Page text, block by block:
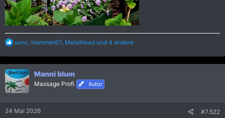
R
a
k
t
i
o
n
sonc Hammer67 Metalhead und 4 andere
Manni blum
Massage Profi Autor
24 Mai 2026 #7.522